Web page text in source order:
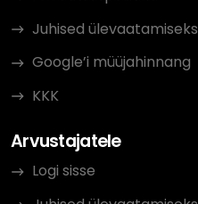
Juhised ülevaatamiseks
Google’i müüjahinnang
KKK
Arvustajatele
Logi sisse